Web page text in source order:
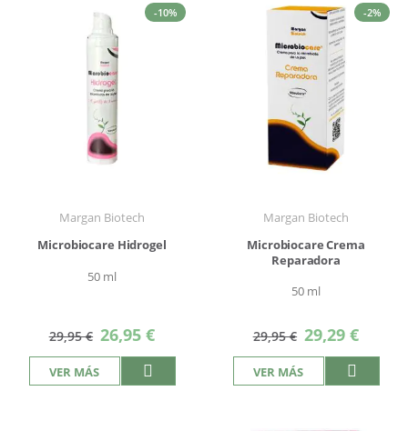
-10%
Margan Biotech
Microbiocare Hidrogel
50 ml
29,95 € Precio
especial
26,95 €
VER MÁS
-2%
Margan Biotech
Microbiocare Crema
Reparadora
50 ml
29,95 € Precio
especial
29,29 €
VER MÁS